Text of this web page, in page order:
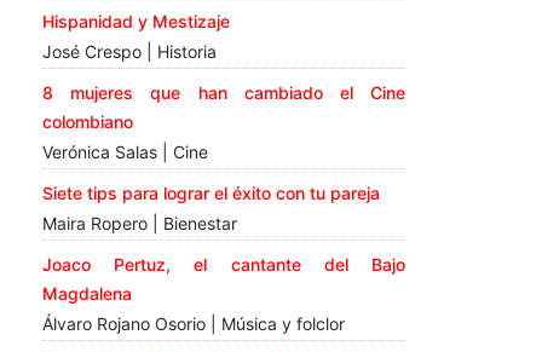
Hispanidad y Mestizaje
José Crespo | Historia
8 mujeres que han cambiado el Cine
colombiano
Verónica Salas | Cine
Siete tips para lograr el éxito con tu pareja
Maira Ropero | Bienestar
Joaco Pertuz, el cantante del Bajo
Magdalena
Álvaro Rojano Osorio | Música y folclor